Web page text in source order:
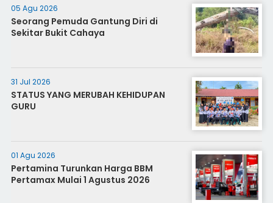
05 Agu 2026
Seorang Pemuda Gantung Diri di
Sekitar Bukit Cahaya
31 Jul 2026
STATUS YANG MERUBAH KEHIDUPAN
GURU
01 Agu 2026
Pertamina Turunkan Harga BBM
Pertamax Mulai 1 Agustus 2026